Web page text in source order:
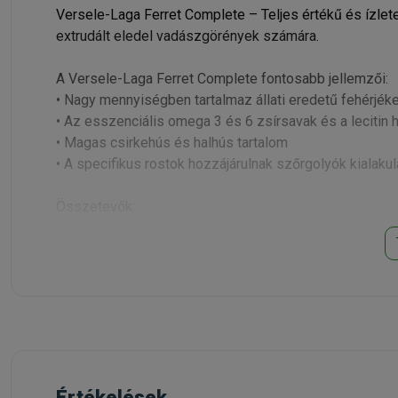
Versele-Laga Ferret Complete – Teljes értékű és
extrudált eledel vadászgörények számára.
A Versele-Laga Ferret Complete fontosabb jellemzői:
• Nagy mennyiségben tartalmaz állati eredetű
• Az esszenciális omega 3 és 6 zsírsavak és a
• Magas csirkehús és halhús tartalom
• A specifikus rostok hozzájárulnak szőrgolyók
Csirkehús (>30%), rizs, búza, kukorica,
egész tojás, sörélesztő, halolaj, ásványi anyagok,